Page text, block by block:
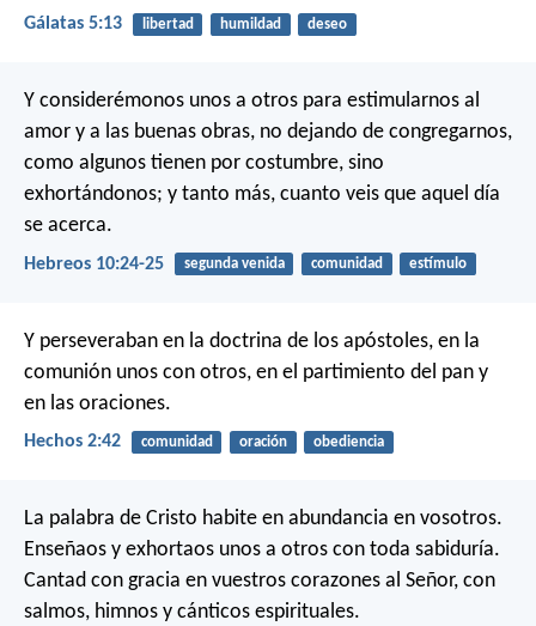
Gálatas 5:13 libertad humildad deseo
Y considerémonos unos a otros para estimularnos al
amor y a las buenas obras, no dejando de congregarnos,
como algunos tienen por costumbre, sino
exhortándonos; y tanto más, cuanto veis que aquel día
se acerca.
Hebreos 10:24-25 segunda venida comunidad estímulo
Y perseveraban en la doctrina de los apóstoles, en la
comunión unos con otros, en el partimiento del pan y
en las oraciones.
Hechos 2:42 comunidad oración obediencia
La palabra de Cristo habite en abundancia en vosotros.
Enseñaos y exhortaos unos a otros con toda sabiduría.
Cantad con gracia en vuestros corazones al Señor, con
salmos, himnos y cánticos espirituales.